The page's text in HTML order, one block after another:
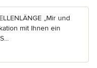
„Mir und
mit Ihnen ein